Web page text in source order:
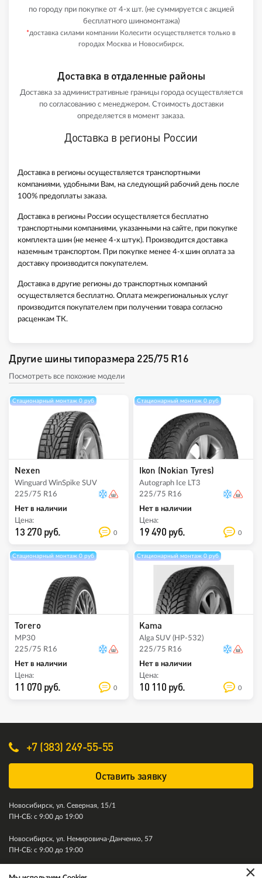
по городу при покупке от 4-х шт. (не суммируется с акцией
бесплатного шиномонтажа)
*доставка силами компании Колесити осуществляется только в
городах Москва и Новосибирск.
Доставка в отдаленные районы
Доставка за административные границы города осуществляется
по согласованию с менеджером. Стоимость доставки
определяется в момент заказа.
Доставка в регионы России
Доставка в регионы осуществляется транспортными
компаниями, удобными Вам, на следующий рабочий день после
100% предоплаты заказа.
Доставка в регионы России осуществляется бесплатно
транспортными компаниями, указанными на сайте, при покупке
комплекта шин (не менее 4-х штук). Производится доставка
наземным транспортом. При покупке менее 4-х шин оплата за
доставку производится покупателем.
Доставка в другие регионы до транспортных компаний
осуществляется бесплатно. Оплата межрегиональных услуг
производится покупателем при получении товара согласно
расценкам ТК.
Другие шины типоразмера 225/75 R16
Посмотреть все похожие модели
Стационарный монтаж 0 руб
Nexen
Winguard WinSpike SUV
225/75 R16
Нет в наличии
Цена:
13 270 руб. 0
Стационарный монтаж 0 руб
Ikon (Nokian Tyres)
Autograph Ice LT3
225/75 R16
Нет в наличии
Цена:
19 490 руб. 0
Стационарный монтаж 0 руб
Torero
MP30
225/75 R16
Нет в наличии
Цена:
11 070 руб. 0
Стационарный монтаж 0 руб
Kama
Alga SUV (HP-532)
225/75 R16
Нет в наличии
Цена:
10 110 руб. 0
+7 (383) 249-55-55
Оставить заявку
Новосибирск, ул. Северная, 15/1
ПН-СБ: с 9:00 до 19:00
Новосибирск, ул. Немировича-Данченко, 57
ПН-СБ: с 9:00 до 19:00
×